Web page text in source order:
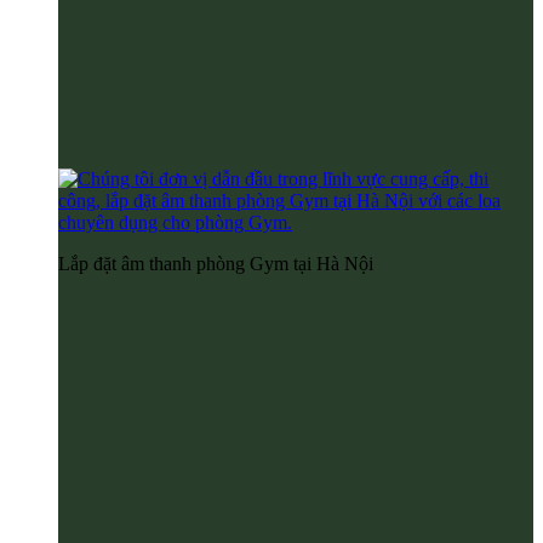
Lắp đặt âm thanh phòng Gym tại Hà Nội